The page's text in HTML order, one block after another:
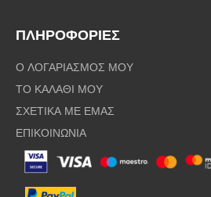
ΠΛΗΡΟΦΟΡΙΕΣ
Ο ΛΟΓΑΡΙΑΣΜΟΣ ΜΟΥ
ΤΟ ΚΑΛΑΘΙ ΜΟΥ
ΣΧΕΤΙΚΑ ΜΕ ΕΜΑΣ
ΕΠΙΚΟΙΝΩΝΙΑ